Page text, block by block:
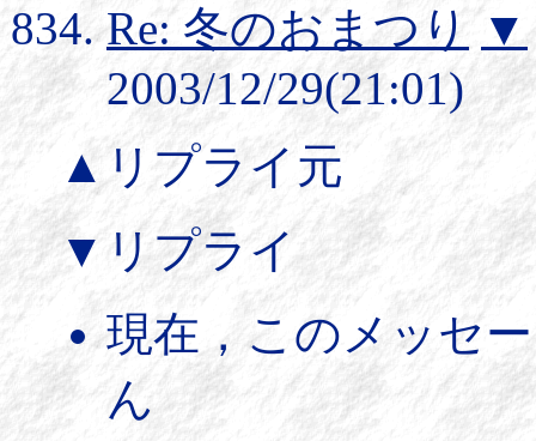
Re: 冬のおまつり
▼
2003/12/29(21:01)
▲リプライ元
▼リプライ
現在，このメッセ
ん